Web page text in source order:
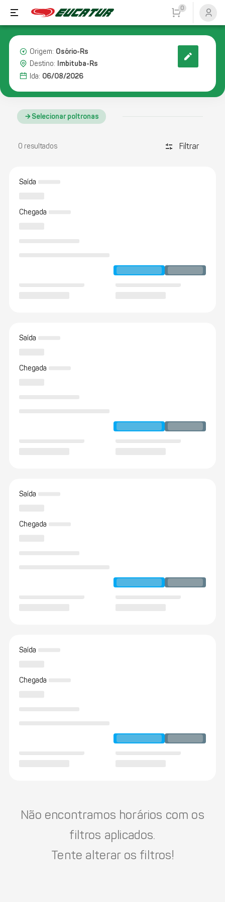
0
Origem: Osório-Rs
Destino: Imbituba-Rs
Ida: 06/08/2026
Selecionar poltronas
0 resultados discover_tune Filtrar
Saída
Chegada
Saída
Chegada
Saída
Chegada
Saída
Chegada
Não encontramos horários com os
filtros aplicados.
Tente alterar os filtros!